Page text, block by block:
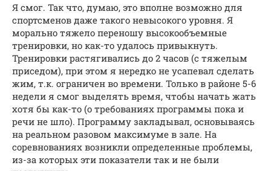
Я смог. Так что, думаю, это вполне возможно для
спортсменов даже такого невысокого уровня. Я
морально тяжело переношу высокообъемные
тренировки, но как-то удалось привыкнуть.
Тренировки растягивались до 2 часов (с тяжелым
приседом), при этом я нередко не усапевал сделать
жим, т.к. ограничен во времени. Только в районе 5-6
недели я смог выделять время, чтобы начать жать
хотя бы как-то (о требованиях программы пока и
речи не шло). Программу закладывал, основываясь
на реальном разовом максимуме в зале. На
соревнованиях возникли определенные проблемы,
из-за которых эти показатели так и не были